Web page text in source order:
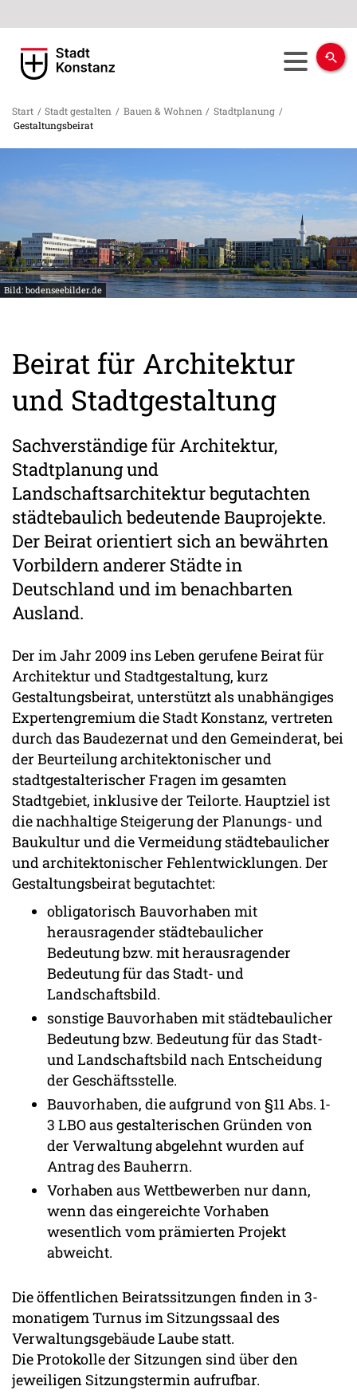
Start / Stadt gestalten / Bauen & Wohnen / Stadtplanung /
Gestaltungsbeirat
Bild: bodenseebilder.de
Beirat für Architektur
und Stadtgestaltung
Sachverständige für Architektur,
Stadtplanung und
Landschaftsarchitektur begutachten
städtebaulich bedeutende Bauprojekte.
Der Beirat orientiert sich an bewährten
Vorbildern anderer Städte in
Deutschland und im benachbarten
Ausland.
Der im Jahr 2009 ins Leben gerufene Beirat für
Architektur und Stadtgestaltung, kurz
Gestaltungsbeirat, unterstützt als unabhängiges
Expertengremium die Stadt Konstanz, vertreten
durch das Baudezernat und den Gemeinderat, bei
der Beurteilung architektonischer und
stadtgestalterischer Fragen im gesamten
Stadtgebiet, inklusive der Teilorte. Hauptziel ist
die nachhaltige Steigerung der Planungs- und
Baukultur und die Vermeidung städtebaulicher
und architektonischer Fehlentwicklungen. Der
Gestaltungsbeirat begutachtet:
obligatorisch Bauvorhaben mit
herausragender städtebaulicher
Bedeutung bzw. mit herausragender
Bedeutung für das Stadt- und
Landschaftsbild.
sonstige Bauvorhaben mit städtebaulicher
Bedeutung bzw. Bedeutung für das Stadt-
und Landschaftsbild nach Entscheidung
der Geschäftsstelle.
Bauvorhaben, die aufgrund von §11 Abs. 1-
3 LBO aus gestalterischen Gründen von
der Verwaltung abgelehnt wurden auf
Antrag des Bauherrn.
Vorhaben aus Wettbewerben nur dann,
wenn das eingereichte Vorhaben
wesentlich vom prämierten Projekt
abweicht.
Die öffentlichen Beiratssitzungen finden in 3-
monatigem Turnus im Sitzungssaal des
Verwaltungsgebäude Laube statt.
Die Protokolle der Sitzungen sind über den
jeweiligen Sitzungstermin aufrufbar.